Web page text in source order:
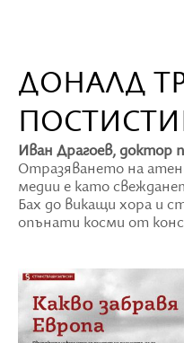
ДОНАЛД
Иван Драгоев, доктор
Отразяването на
медии е като
Бах до викащи хора и
опънати косми от